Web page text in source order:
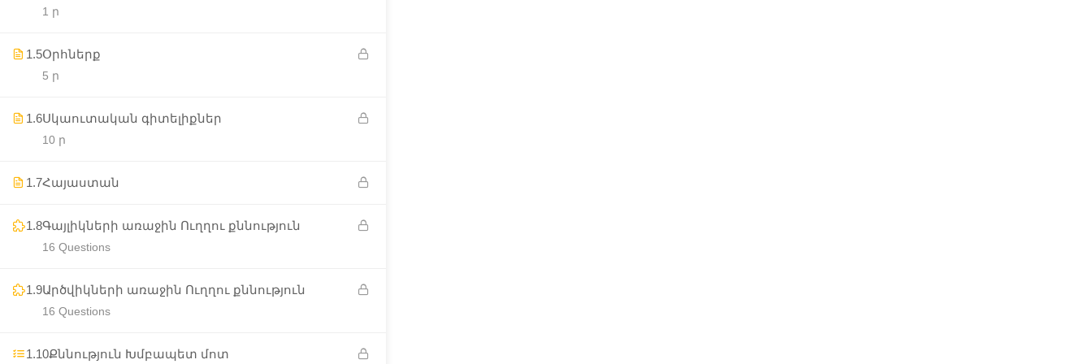
1 ր
1.5Օրհներք
5 ր
1.6Սկաուտական գիտելիքներ
10 ր
1.7Հայաստան
1.8Գայլիկների առաջին Ուղղու քննություն
16 Questions
1.9Արծվիկների առաջին Ուղղու քննություն
16 Questions
1.10Քննություն Խմբապետ մոտ